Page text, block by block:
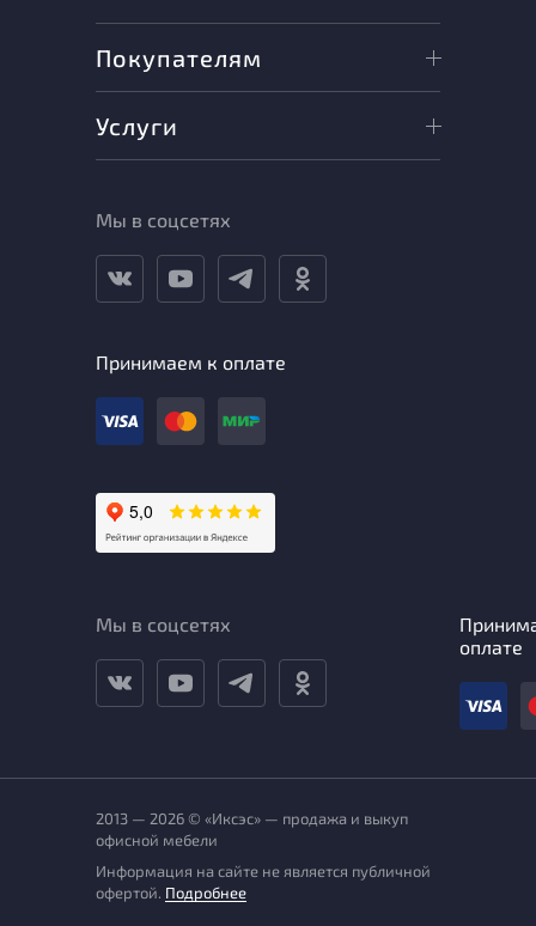
Покупателям
Услуги
Мы в соцсетях
Принимаем к оплате
Мы в соцсетях
оплате
2013 — 2026 © «Иксэс» — продажа и выкуп
офисной мебели
Информация на сайте не является публичной
офертой. Подробнее